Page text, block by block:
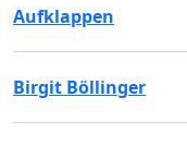
Aufklappen
Birgit Böllinger